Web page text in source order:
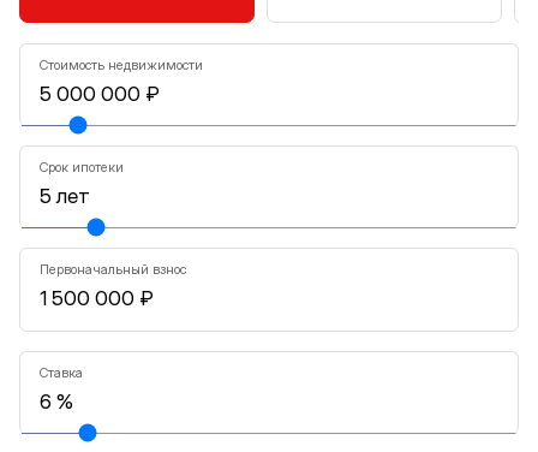
Стоимость недвижимости
Срок ипотеки
Первоначальный взнос
Ставка